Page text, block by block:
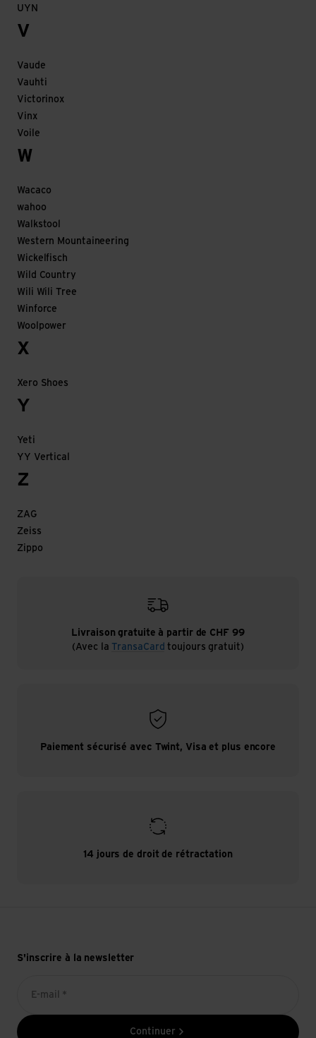
UYN
V
Vaude
Vauhti
Victorinox
Vinx
Voile
W
Wacaco
wahoo
Walkstool
Western Mountaineering
Wickelfisch
Wild Country
Wili Wili Tree
Winforce
Woolpower
X
Xero Shoes
Y
Yeti
YY Vertical
Z
ZAG
Zeiss
Zippo
Livraison gratuite à partir de CHF 99
(Avec la TransaCard toujours gratuit)
Paiement sécurisé avec Twint, Visa et plus encore
14 jours de droit de rétractation
S'inscrire à la newsletter
E-mail *
Continuer